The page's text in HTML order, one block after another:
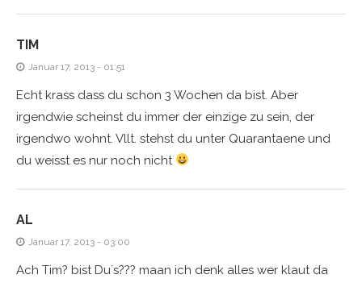
TIM
Januar 17, 2013 - 01:51
Echt krass dass du schon 3 Wochen da bist. Aber
irgendwie scheinst du immer der einzige zu sein, der
irgendwo wohnt. Vllt. stehst du unter Quarantaene und
du weisst es nur noch nicht
AL
Januar 17, 2013 - 03:00
Ach Tim? bist Du´s??? maan ich denk alles wer klaut da